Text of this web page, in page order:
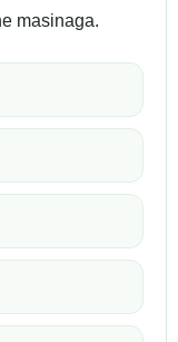
masinaga.